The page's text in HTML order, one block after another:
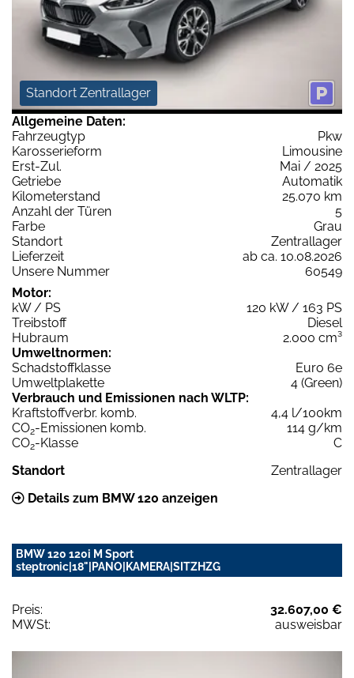
Standort Zentrallager
Allgemeine Daten:
Fahrzeugtyp
Pkw
Karosserieform
Limousine
Erst-Zul.
Mai / 2025
Getriebe
Automatik
Kilometerstand
25.070 km
Anzahl der Türen
5
Farbe
Grau
Standort
Zentrallager
Lieferzeit
ab ca. 10.08.2026
Unsere Nummer
60549
Motor:
kW / PS
120 kW / 163 PS
Treibstoff
Diesel
Hubraum
2.000 cm³
Umweltnormen:
Schadstoffklasse
Euro 6e
Umweltplakette
4 (Green)
Verbrauch und Emissionen nach WLTP:
Kraftstoffverbr. komb.
4,4 l/100km
CO2-Emissionen komb.
114 g/km
CO2-Klasse
C
Standort
Zentrallager
Details zum BMW 120 anzeigen
BMW 120 120i M Sport
steptronic|18"|PANO|KAMERA|SITZHZG
Preis:
32.607,00 €
MWSt:
ausweisbar